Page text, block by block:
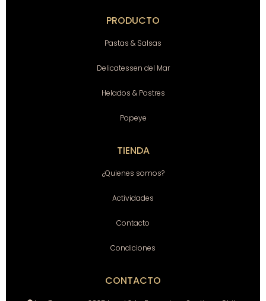
PRODUCTO
Pastas & Salsas
Delicatessen del Mar
Helados & Postres
Popeye
TIENDA
¿Quienes somos?
Actividades
Contacto
Condiciones
CONTACTO